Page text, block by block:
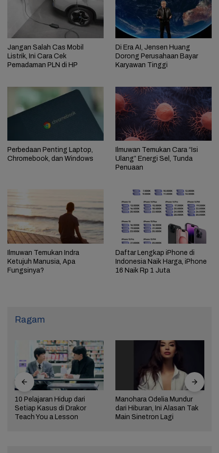
Jangan Salah Cas Mobil
Listrik, Ini Cara Cek
Pemadaman PLN di HP
Di Era AI, Jensen Huang
Dorong Perusahaan Bayar
Karyawan Tinggi
Perbedaan Penting Laptop,
Chromebook, dan Windows
Ilmuwan Temukan Cara “Isi
Ulang” Energi Sel, Tunda
Penuaan
Ilmuwan Temukan Indra
Ketujuh Manusia, Apa
Fungsinya?
Daftar Lengkap iPhone di
Indonesia Naik Harga, iPhone
16 Naik Rp 1 Juta
Ragam
10 Pelajaran Hidup dari
Setiap Kasus di Drakor
Teach You a Lesson
Manohara Odelia Mundur
dari Hiburan, Ini Alasan Tak
Main Sinetron Lagi